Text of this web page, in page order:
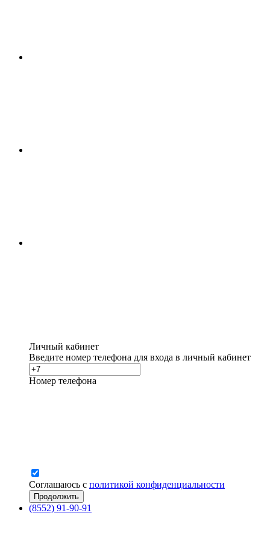
Личный кабинет
Введите номер телефона для входа в личный кабинет
Номер телефона
Соглашаюсь с политикой конфиденциальности
(8552) 91-90-91